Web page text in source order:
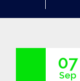
07
Sep